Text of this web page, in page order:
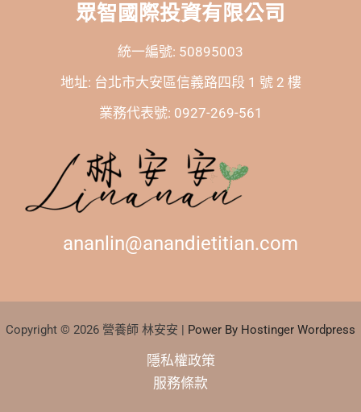
眾智國際投資有限公司
統一編號: 50895003
地址: 台北市大安區信義路四段 1 號 2 樓
業務代表號: 0927-269-561
ananlin@anandietitian.com
Copyright © 2026 營養師 林安安 | Power By Hostinger Wordpress
隱私權政策
服務條款